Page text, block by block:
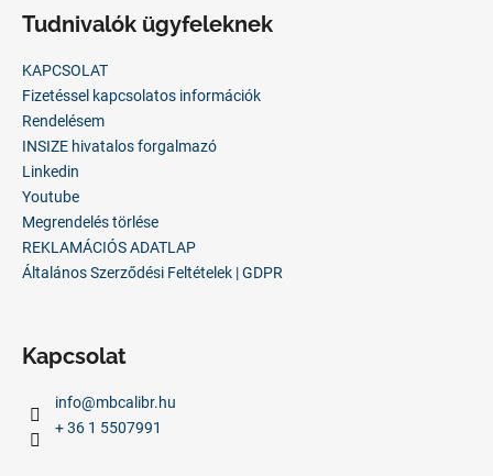
r
á
y
m
Tudnivalók ügyfeleknek
KAPCSOLAT
Fizetéssel kapcsolatos információk
Rendelésem
INSIZE hivatalos forgalmazó
Linkedin
Youtube
Megrendelés törlése
REKLAMÁCIÓS ADATLAP
Általános Szerződési Feltételek | GDPR
Kapcsolat
info@mbcalibr.hu
+ 36 1 5507991